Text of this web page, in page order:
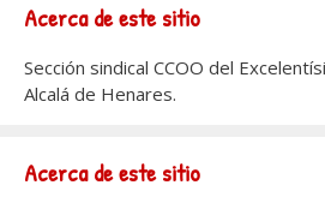
Acerca de este sitio
Sección sindical CCOO del
Alcalá de Henares.
Acerca de este sitio